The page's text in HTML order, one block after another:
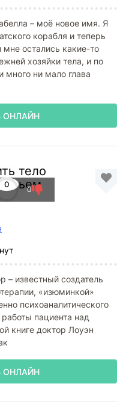
– моё новое имя. Я
корабля и теперь
остались какие-то
хозяйки тела, и по
много ни мало глава
ОНЛАЙН
тело
0
0
– известный создатель
«изюминкой»
психоаналитического
пациента над
книге доктор Лоуэн
ОНЛАЙН